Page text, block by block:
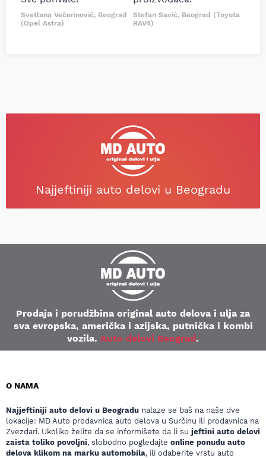
Svetlana Večerinović, Beograd
(Opel Astra)
Stefan Savić, Beograd (Toyota
RAV4)
Najjeftiniji auto delovi u Beogradu
Prodaja i porudžbina original auto delova i ulja za
sva evropska, američka i azijska, putnička i kombi
vozila. Auto delovi Beograd.
O NAMA
Najjeftiniji auto delovi u Beogradu nalaze se baš na naše dve
lokacije: MD Auto prodavnica auto delova u Surčinu ili prodavnica na
Zvezdari. Ukoliko želite da se informišete da li su jeftini auto delovi
zaista toliko povoljni, slobodno pogledajte online ponudu auto
delova klikom na marku automobila, ili odaberite vrstu auto